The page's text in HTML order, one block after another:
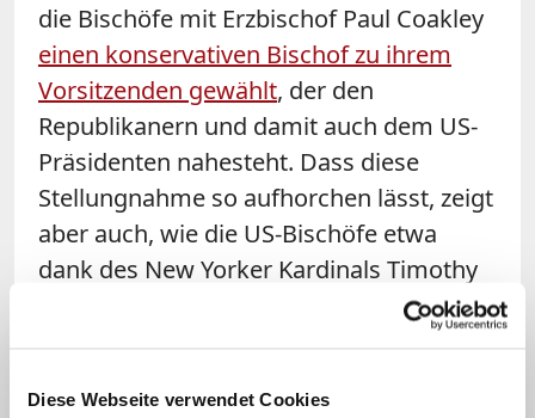
Diese Webseite verwendet Cookies
die Bischöfe mit Erzbischof Paul Coakley
einen konservativen Bischof zu ihrem
Vorsitzenden gewählt, der den
Republikanern und damit auch dem US-
Präsidenten nahesteht. Dass diese
Stellungnahme so aufhorchen lässt, zeigt
aber auch, wie die US-Bischöfe etwa
dank des New Yorker Kardinals Timothy